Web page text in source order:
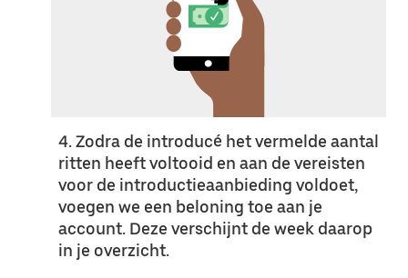
4. Zodra de introducé het vermelde aantal
ritten heeft voltooid en aan de vereisten
voor de introductieaanbieding voldoet,
voegen we een beloning toe aan je
account. Deze verschijnt de week daarop
in je overzicht.